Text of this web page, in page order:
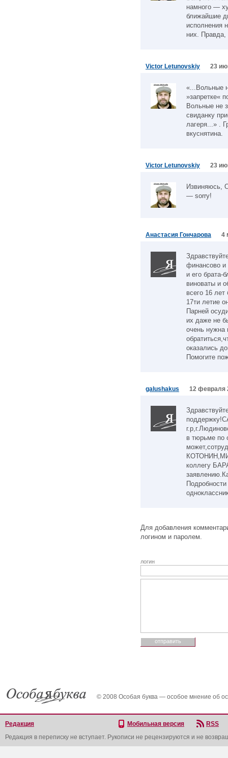
намного —
ближайшие
исполнения
них.
Victor Letunovskiy 23
«...Вольные
»запретке«
Вольные не
свиданку
лагеря...» .
вкуснятина.
Victor Letunovskiy 23
Извиняюсь,
— sorry!
Анастасия Гончарова 4
финансово и
и его брата-
виноваты и
всего 16
17ти летие
Парней
их даже не
очень нужна
оказались
Помогите
galushakus 12 февраля
в тюрьме по
коллегу
Для добавления
логином и паролем.
логин
© 2008 Особая буква — особое мнение об
Редакция Мобильная версия
RSS
Редакция в переписку не вступает. Рукописи не рецензируются и не